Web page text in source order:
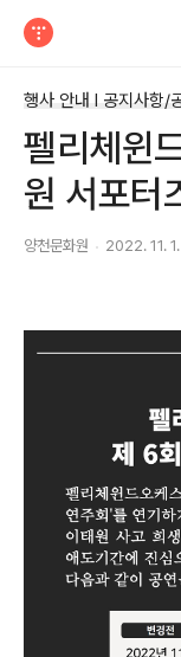
행사 안내 Ι 공지사항/
펠리체윈
원 서포터
양천문화원 2022. 11.